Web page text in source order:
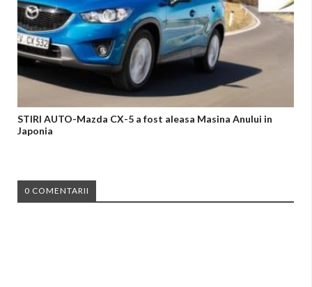
STIRI AUTO-Mazda CX-5 a fost aleasa Masina Anului in
Japonia
0 COMENTARII